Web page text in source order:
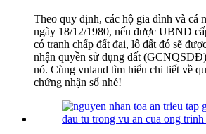
Theo quy định, các hộ gia đình và cá
ngày 18/12/1980, nếu được UBND
có tranh chấp đất đai, lô đất đó sẽ
nhận quyền sử dụng đất
nó. Cùng vnland tìm hiểu chi tiết về
chứng nhận sổ nhé!